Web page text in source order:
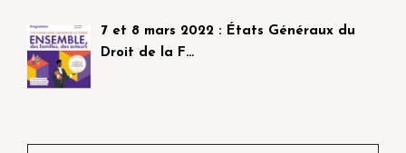
7 et 8 mars 2022 : États Généraux du
Droit de la F…